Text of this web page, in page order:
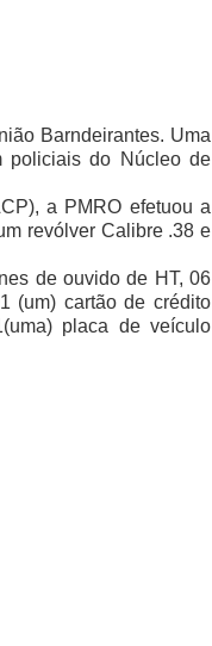
Barndeirantes. Uma
policiais do Núcleo de
a PMRO efetuou a
revólver Calibre .38 e
de ouvido de HT, 06
(um) cartão de crédito
placa de veículo